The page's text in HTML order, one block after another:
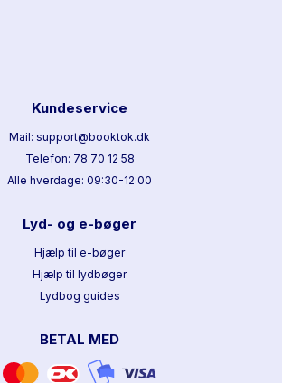
Kundeservice
Mail: support@booktok.dk
Telefon: 78 70 12 58
Alle hverdage: 09:30-12:00
Lyd- og e-bøger
Hjælp til e-bøger
Hjælp til lydbøger
Lydbog guides
BETAL MED